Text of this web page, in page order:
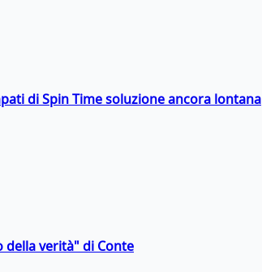
di Spin Time soluzione ancora lontana
della verità" di Conte